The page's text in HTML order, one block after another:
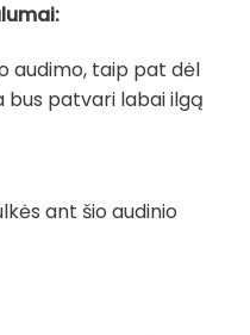
audimo, taip pat dėl
bus patvari labai ilgą
ant šio audinio